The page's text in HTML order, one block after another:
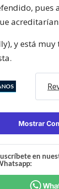
pues
y está
Mostrar
en